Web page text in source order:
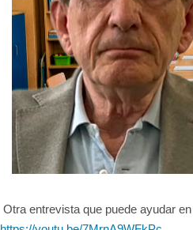
Otra entrevista que puede ayudar